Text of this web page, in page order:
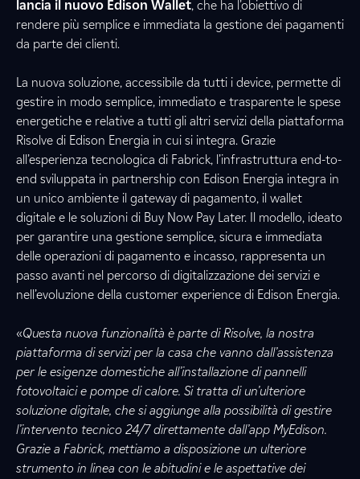
lancia il nuovo Edison Wallet, che ha l’obiettivo di
rendere più semplice e immediata la gestione dei pagamenti
da parte dei clienti.
La nuova soluzione, accessibile da tutti i device, permette di
gestire in modo semplice, immediato e trasparente le spese
energetiche e relative a tutti gli altri servizi della piattaforma
Risolve di Edison Energia in cui si integra. Grazie
all’esperienza tecnologica di Fabrick, l’infrastruttura end-to-
end sviluppata in partnership con Edison Energia integra in
un unico ambiente il gateway di pagamento, il wallet
digitale e le soluzioni di Buy Now Pay Later. Il modello, ideato
per garantire una gestione semplice, sicura e immediata
delle operazioni di pagamento e incasso, rappresenta un
passo avanti nel percorso di digitalizzazione dei servizi e
nell’evoluzione della customer experience di Edison Energia.
«Questa nuova funzionalità è parte di Risolve, la nostra
piattaforma di servizi per la casa che vanno dall’assistenza
per le esigenze domestiche all’installazione di pannelli
fotovoltaici e pompe di calore. Si tratta di un’ulteriore
soluzione digitale, che si aggiunge alla possibilità di gestire
l’intervento tecnico 24/7 direttamente dall’app MyEdison.
Grazie a Fabrick, mettiamo a disposizione un ulteriore
strumento in linea con le abitudini e le aspettative dei